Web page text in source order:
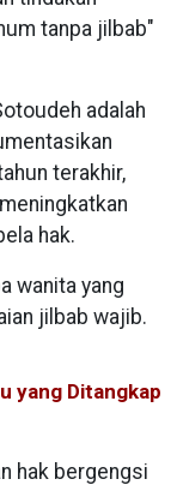
tanpa jilbab"
adalah
terakhir,
hak.
wanita yang
jilbab wajib.
yang Ditangkap
hak bergengsi